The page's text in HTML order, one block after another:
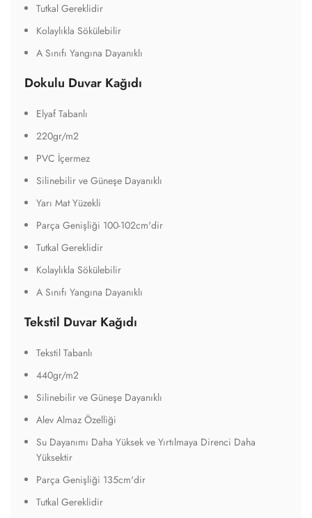
Tutkal Gereklidir
Kolaylıkla Sökülebilir
A Sınıfı Yangına Dayanıklı
Dokulu Duvar Kağıdı
Elyaf Tabanlı
220gr/m2
PVC İçermez
Silinebilir ve Güneşe Dayanıklı
Yarı Mat Yüzekli
Parça Genişliği 100-102cm'dir
Tutkal Gereklidir
Kolaylıkla Sökülebilir
A Sınıfı Yangına Dayanıklı
Tekstil Duvar Kağıdı
Tekstil Tabanlı
440gr/m2
Silinebilir ve Güneşe Dayanıklı
Alev Almaz Özelliği
Su Dayanımı Daha Yüksek ve Yırtılmaya Direnci Daha
Yüksektir
Parça Genişliği 135cm'dir
Tutkal Gereklidir